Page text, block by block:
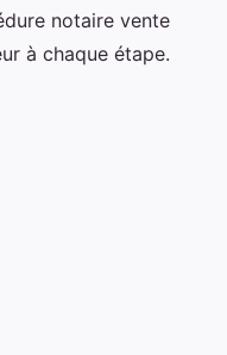
notaire vente
à chaque étape.